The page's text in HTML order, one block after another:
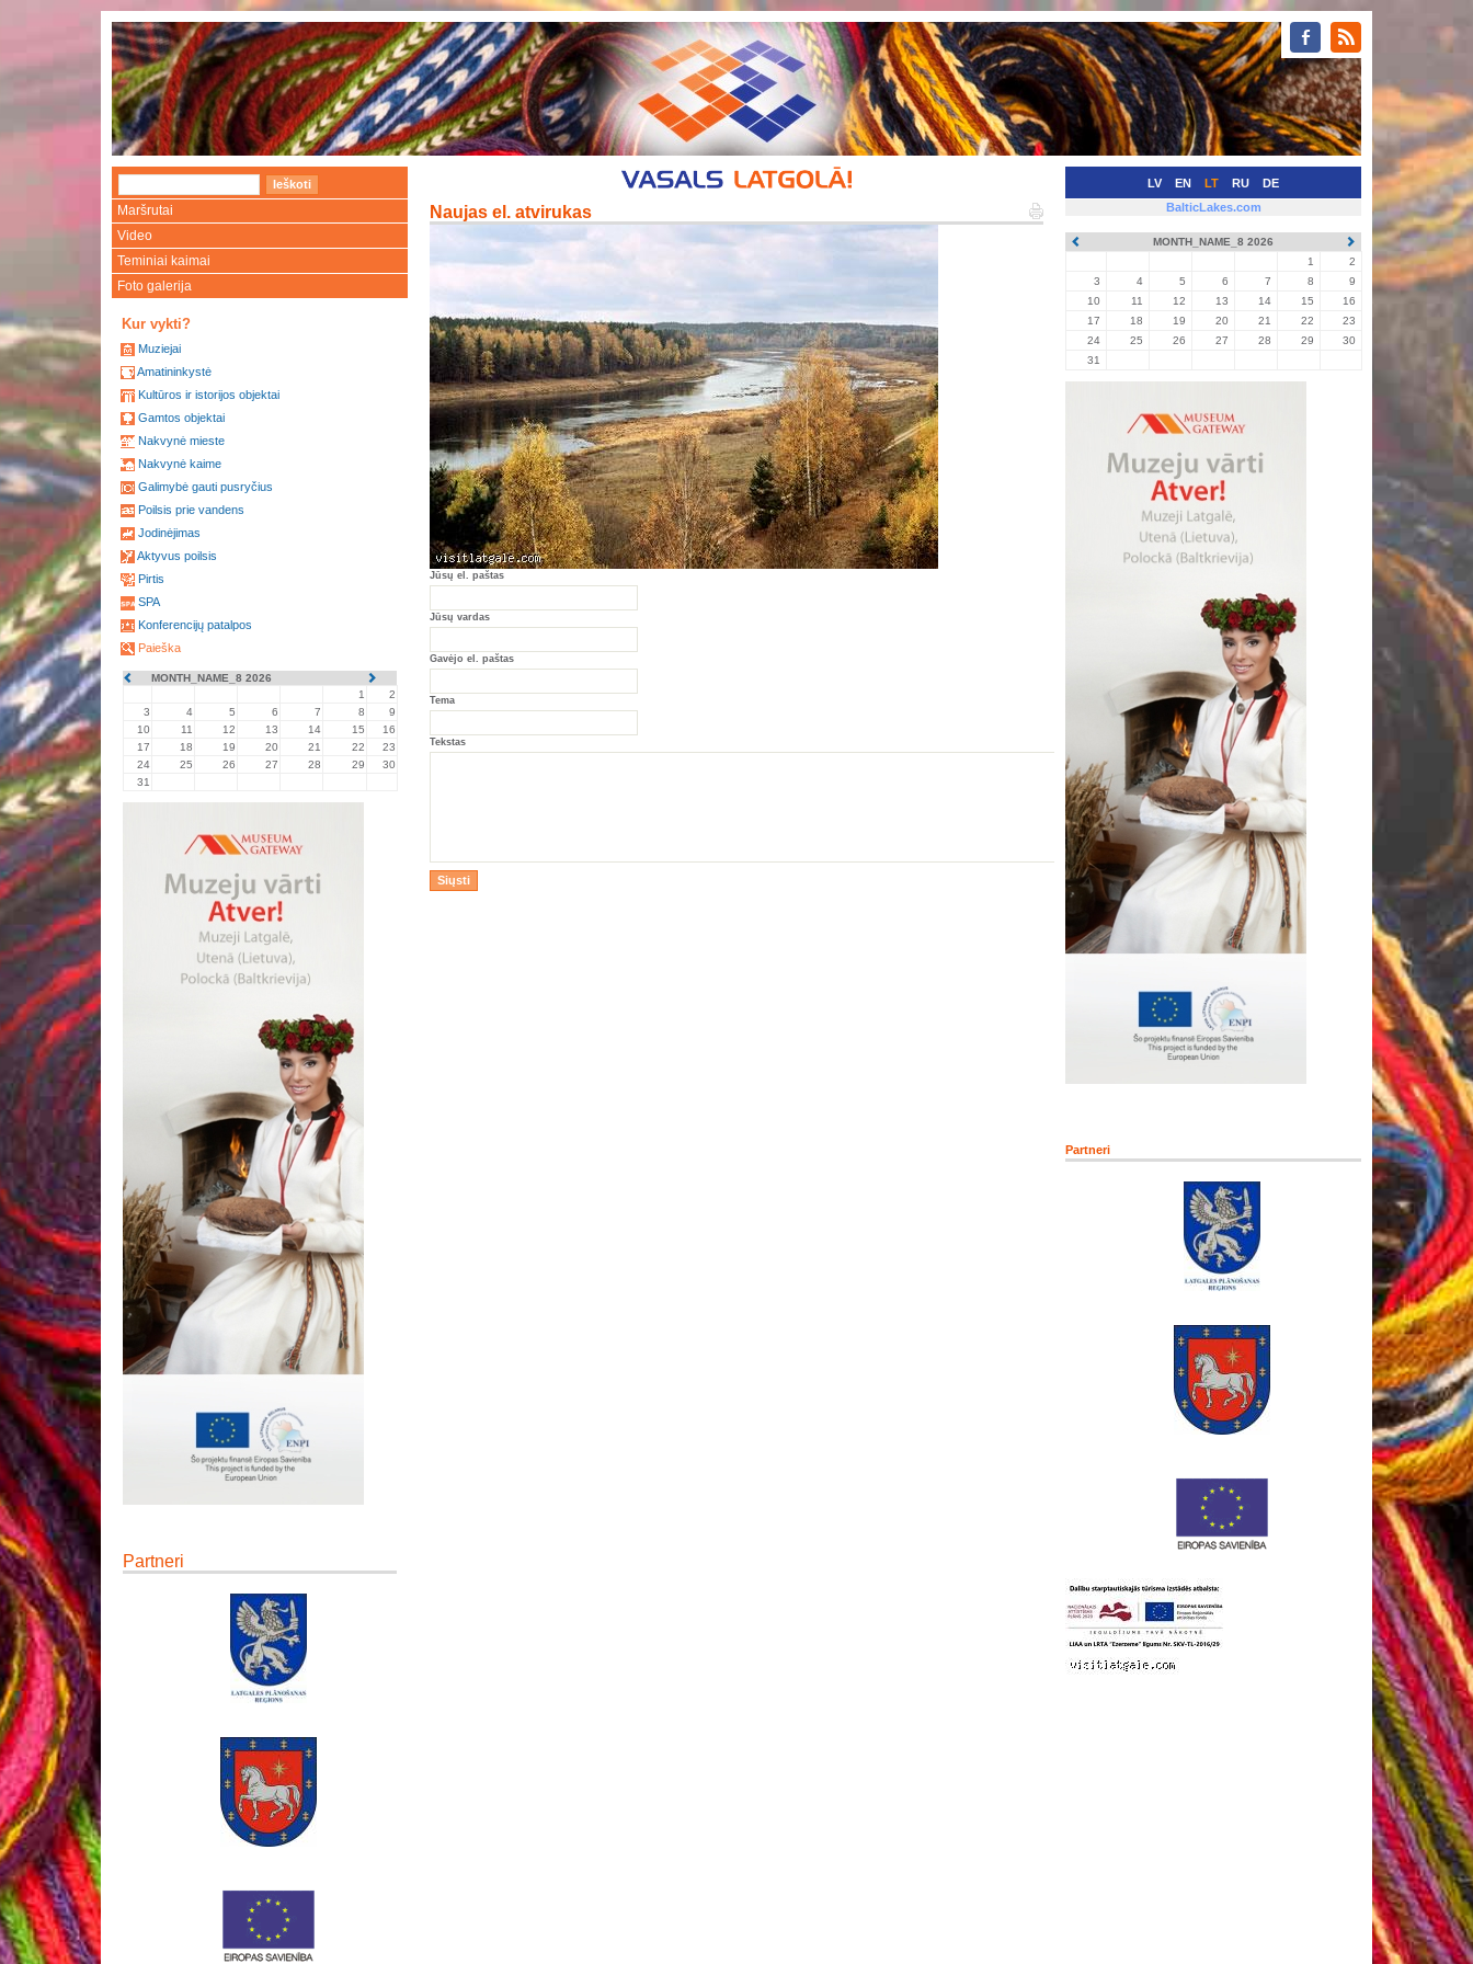
LV EN LT RU DE
Maršrutai
Video
Teminiai kaimai
Foto galerija
Kur vykti?
Muziejai
Amatininkystė
Kultūros ir istorijos objektai
Gamtos objektai
Nakvynė mieste
Nakvynė kaime
Galimybė gauti pusryčius
Poilsis prie vandens
Jodinėjimas
Aktyvus poilsis
Pirtis
SPA
Konferencijų patalpos
Paieška
MONTH_NAME_8 2026
1
2
3
4 5 6 7 8
9
10
11 12 13 14 15
16
17
18 19 20 21 22
23
24
25 26 27 28 29
30
31
Partneri
Naujas el. atvirukas
Jūsų el. paštas
Jūsų vardas
Gavėjo el. paštas
Tema
Tekstas
BalticLakes.com
MONTH_NAME_8 2026
1
2
3
4 5 6 7 8
9
10
11 12 13 14 15
16
17
18 19 20 21 22
23
24
25 26 27 28 29
30
31
Partneri